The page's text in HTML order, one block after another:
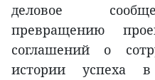
деловое
превращению
соглашений о
истории успеха